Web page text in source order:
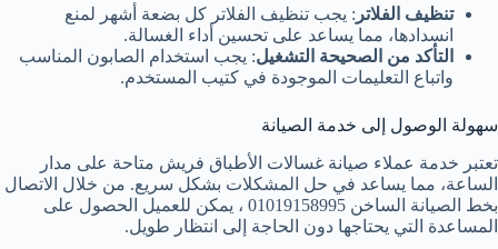
تنظيف الفلاتر : يجب تنظيف الفلاتر كل بضعة أشهر لمنع
انسدادها، مما يساعد على تحسين أداء الغسالة.
التأكد من الصحيحة التشغيل: يجب استخدام الصابون المناسب
واتباع التعليمات الموجودة في كتيب المستخدم.
سهولة الوصول إلى خدمة الصيانة
تعتبر خدمة عملاء صيانة غسالات الأطباق فريش متاحة على مدار
الساعة، مما يساعد في حل المشكلات بشكل سريع. من خلال الاتصال
بخط الصيانة الساخن 01019158995 ، يمكن للعميل الحصول على
المساعدة التي يحتاجها دون الحاجة إلى انتظار طويل.